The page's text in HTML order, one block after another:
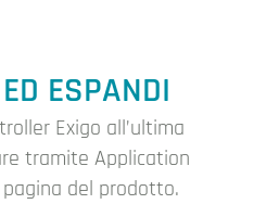
ESPANDI
Exigo all’ultima
tramite Application
del prodotto.